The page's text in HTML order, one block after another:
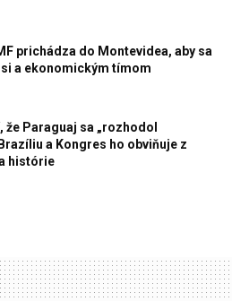
prichádza do Montevidea, aby sa
a ekonomickým tímom
že Paraguaj sa „rozhodol
a Kongres ho obviňuje z
histórie